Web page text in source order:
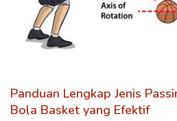
Panduan Lengkap Jenis
Bola Basket yang Efektif